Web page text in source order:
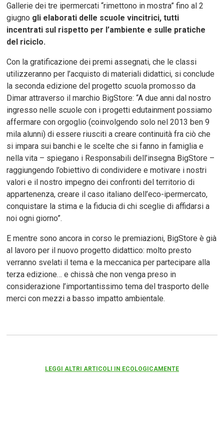
Gallerie dei tre ipermercati “rimettono in mostra” fino al 2
giugno gli elaborati delle scuole vincitrici, tutti
incentrati sul rispetto per l’ambiente e sulle pratiche
del riciclo.
Con la gratificazione dei premi assegnati, che le classi
utilizzeranno per l’acquisto di materiali didattici, si conclude
la seconda edizione del progetto scuola promosso da
Dimar attraverso il marchio BigStore: “A due anni dal nostro
ingresso nelle scuole con i progetti edutainment possiamo
affermare con orgoglio (coinvolgendo solo nel 2013 ben 9
mila alunni) di essere riusciti a creare continuità fra ciò che
si impara sui banchi e le scelte che si fanno in famiglia e
nella vita – spiegano i Responsabili dell’insegna BigStore –
raggiungendo l’obiettivo di condividere e motivare i nostri
valori e il nostro impegno dei confronti del territorio di
appartenenza, creare il caso italiano dell’eco-ipermercato,
conquistare la stima e la fiducia di chi sceglie di affidarsi a
noi ogni giorno”.
E mentre sono ancora in corso le premiazioni, BigStore è già
al lavoro per il nuovo progetto didattico: molto presto
verranno svelati il tema e la meccanica per partecipare alla
terza edizione… e chissà che non venga preso in
considerazione l’importantissimo tema del trasporto delle
merci con mezzi a basso impatto ambientale.
LEGGI ALTRI ARTICOLI IN ECOLOGICAMENTE